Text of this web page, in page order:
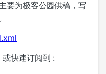
要为极客公园供稿，写
或快速订阅到 :